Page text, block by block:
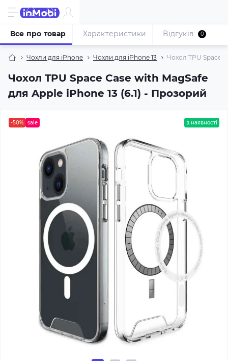
Чохли для iPhone Чохли для iPhone 13 Чохол TPU Space
Чохол TPU Space Case with MagSafe
для Apple iPhone 13 (6.1) - Прозорий
Все про товар Характеристики Відгуків 0
-50% sale в наявності